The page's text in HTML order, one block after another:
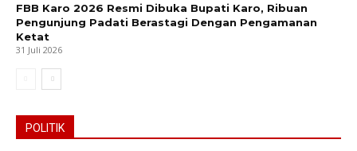
FBB Karo 2026 Resmi Dibuka Bupati Karo, Ribuan
Pengunjung Padati Berastagi Dengan Pengamanan
Ketat
31 Juli 2026
POLITIK